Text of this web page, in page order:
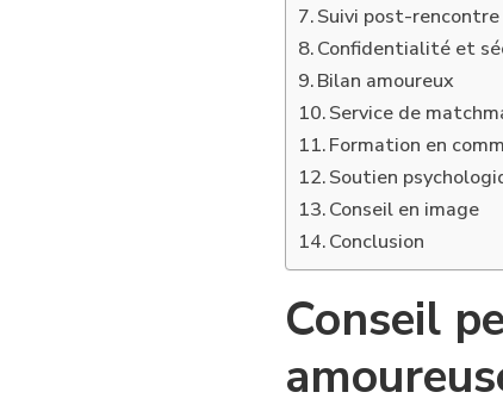
Suivi post-rencontre
Confidentialité et
Bilan amoureux
Service de
Formation en
Soutien
Conseil en image
Conclusion
Conseil